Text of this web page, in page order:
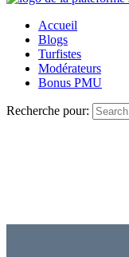
Accueil
Blogs
Turfistes
Modérateurs
Bonus PMU
Recherche pour: